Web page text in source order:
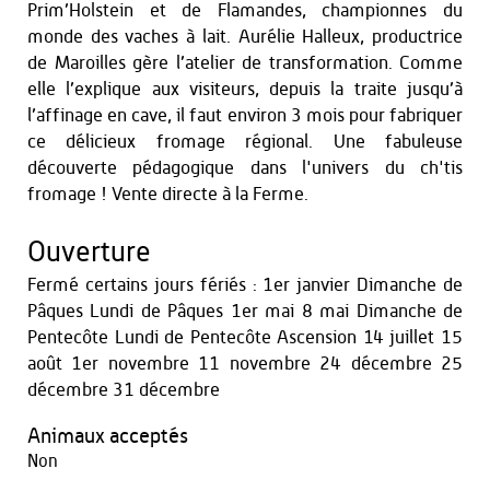
Prim’Holstein et de Flamandes, championnes du
monde des vaches à lait. Aurélie Halleux, productrice
de Maroilles gère l’atelier de transformation. Comme
elle l’explique aux visiteurs, depuis la traite jusqu’à
l’affinage en cave, il faut environ 3 mois pour fabriquer
ce délicieux fromage régional. Une fabuleuse
découverte pédagogique dans l'univers du ch'tis
fromage ! Vente directe à la Ferme.
Ouverture
Fermé certains jours fériés : 1er janvier Dimanche de
Pâques Lundi de Pâques 1er mai 8 mai Dimanche de
Pentecôte Lundi de Pentecôte Ascension 14 juillet 15
août 1er novembre 11 novembre 24 décembre 25
décembre 31 décembre
Animaux acceptés
Non